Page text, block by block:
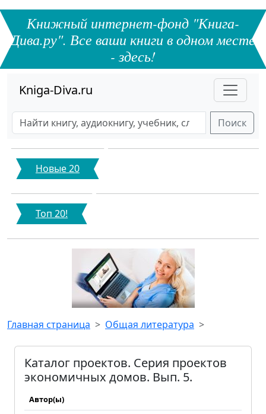
Книжный интернет-фонд "Книга-
Дива.ру". Все ваши книги в одном месте
- здесь!
Kniga-Diva.ru
Поиск
Новые 20
Топ 20!
Главная страница Общая литература
Каталог проектов. Серия проектов
экономичных домов. Вып. 5.
Автор(ы)